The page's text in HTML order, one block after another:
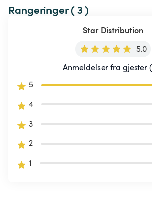
Rangeringer ( 3 )
Star Distribution
5.0
Anmeldelser fra gjester
5
4
3
2
1